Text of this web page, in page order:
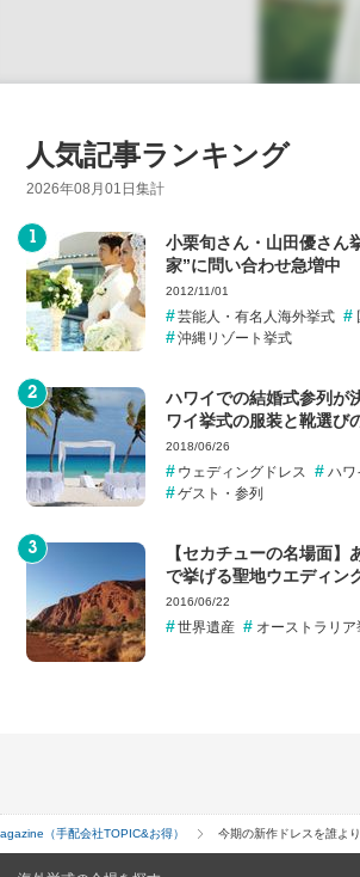
人気記事ランキング
2026年08月01日集計
小栗旬さん・山田優さん
家”に問い合わせ急増中
2012/11/01
芸能人・有名人海外挙式
沖縄リゾート挙式
ハワイでの結婚式参列が
ワイ挙式の服装と靴選び
2018/06/26
ウェディングドレス ハワ
ゲスト・参列
【セカチューの名場面】
で挙げる聖地ウエディン
2016/06/22
世界遺産 オーストラリア
（手配会社TOPIC&お得） 今期の新作ドレスを誰よ